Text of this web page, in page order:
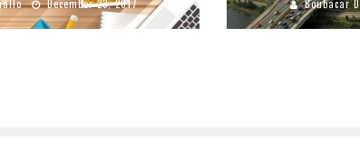
December 23, 2017 Boubacar